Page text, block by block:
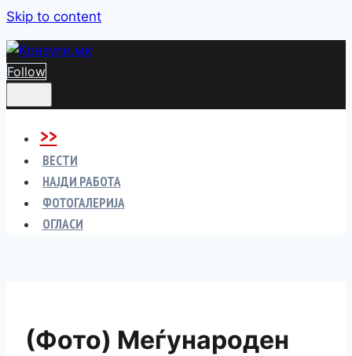
Skip to content
Follow
>>
ВЕСТИ
НАЈДИ РАБОТА
ФОТОГАЛЕРИЈА
ОГЛАСИ
(Фото) Меѓународен